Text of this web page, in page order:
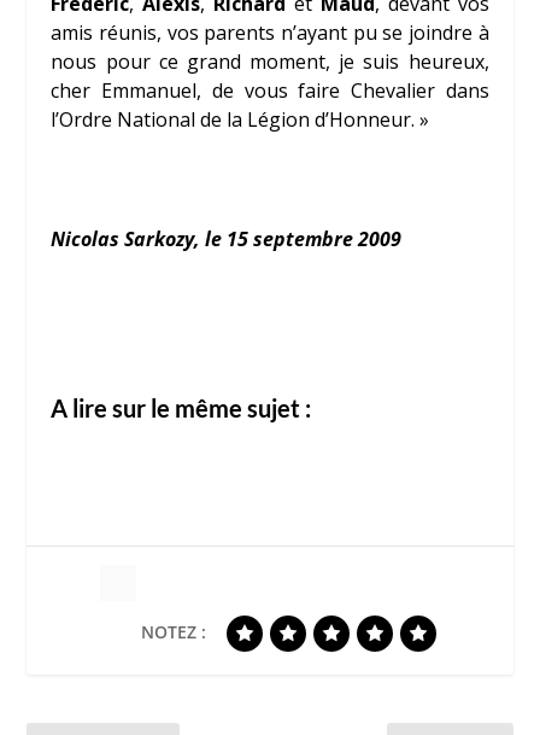
amis réunis, vos parents n’ayant pu se joindre à
nous pour ce grand moment, je suis heureux,
cher Emmanuel, de vous faire Chevalier dans
l’Ordre National de la Légion d’Honneur. »
Nicolas Sarkozy, le 15 septembre 2009
A lire sur le même sujet :
NOTEZ :